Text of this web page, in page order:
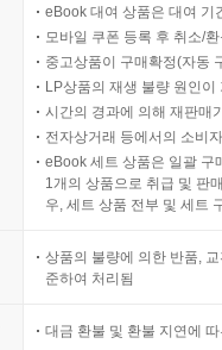
eBook 대여 상품은 대여 기
모바일 쿠폰 등록 후 취소/
중고상품이 구매확정(자동
LP상품의 재생 불량 원인
시간의 경과에 의해 재판매
전자상거래 등에서의 소비
eBook 세트 상품은 일괄 구
1개의 상품으로 취급 및 판
우, 세트 상품 전부 및 세트
상품의 불량에 의한 반품,
준하여 처리됨
대금 환불 및 환불 지연에